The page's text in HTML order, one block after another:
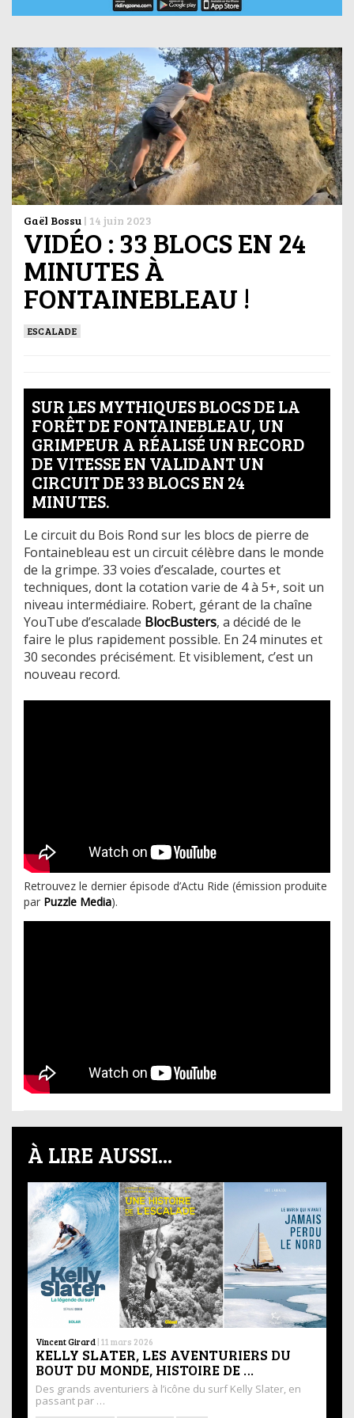
Gaël Bossu | 14 juin 2023
VIDÉO : 33 BLOCS EN 24
MINUTES À
FONTAINEBLEAU !
ESCALADE
SUR LES MYTHIQUES BLOCS DE LA
FORÊT DE FONTAINEBLEAU, UN
GRIMPEUR A RÉALISÉ UN RECORD
DE VITESSE EN VALIDANT UN
CIRCUIT DE 33 BLOCS EN 24
MINUTES.
Le circuit du Bois Rond sur les blocs de pierre de
Fontainebleau est un circuit célèbre dans le monde
de la grimpe. 33 voies d’escalade, courtes et
techniques, dont la cotation varie de 4 à 5+, soit un
niveau intermédiaire. Robert, gérant de la chaîne
YouTube d’escalade BlocBusters, a décidé de le
faire le plus rapidement possible. En 24 minutes et
30 secondes précisément. Et visiblement, c’est un
nouveau record.
Retrouvez le dernier épisode d’Actu Ride (émission produite
par Puzzle Media).
À LIRE AUSSI...
Vincent Girard | 11 mars 2026
KELLY SLATER, LES AVENTURIERS DU
BOUT DU MONDE, HISTOIRE DE …
Des grands aventuriers à l’icône du surf Kelly Slater, en
passant par …